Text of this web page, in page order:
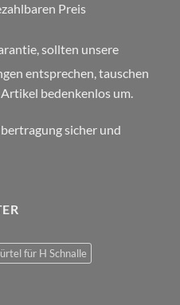
Preis
sollten unsere
entsprechen, tauschen
bedenkenlos um.
sicher und
für H Schnalle